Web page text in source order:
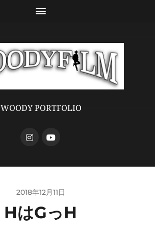
WOODY PORTFOLIO
2018年12月11日
HはGっH